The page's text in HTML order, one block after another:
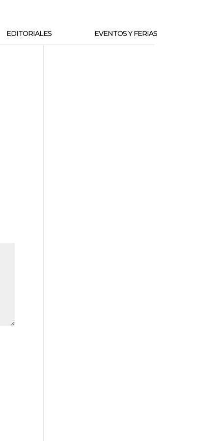
EDITORIALES EVENTOS Y FERIAS